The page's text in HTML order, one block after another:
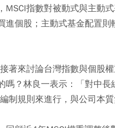
MSCI指數對被動式與主動
進個股；主動式基金配置
著來討論台灣指數與個股
嗎？林良一表示：「對中
制規則來進行，與公司本